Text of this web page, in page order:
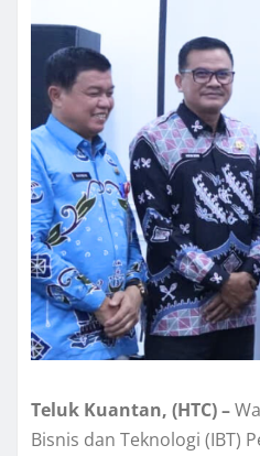
Teluk Kuantan, (HTC) –
Bisnis dan Teknologi (IBT)